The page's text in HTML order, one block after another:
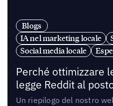
Blogs
IA nel marketing locale
Social media locale
Perché ottimizzare
legge Reddit al
Un riepilogo del nostro